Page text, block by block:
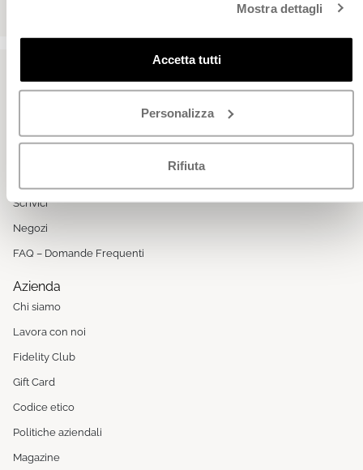
Mostra dettagli
Accetta tutti
Personalizza
Rifiuta
Siamo qui per te
Scrivici
Negozi
FAQ – Domande Frequenti
Azienda
Chi siamo
Lavora con noi
Fidelity Club
Gift Card
Codice etico
Politiche aziendali
Magazine